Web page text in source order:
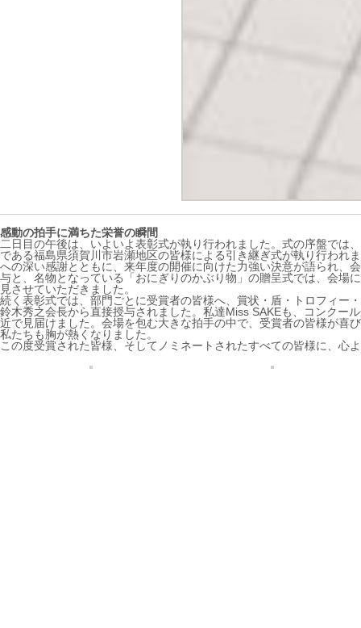
感動の拍手に満ちた栄誉の瞬間
二日目の午後は、いよいよ表彰式が執り行われました。式の序盤で
である福島県須賀川市岩瀬地区の皆様による引き継ぎ式が執り行われ
への深い感謝とともに、来年度の開催に向けた力強い決意が語られ、
与と、名物となっている「おにぎりのかぶり物」の贈呈式では、会場
見させていただきました。
続く表彰式では、部門ごとに受賞者の皆様へ、賞状・盾・トロフィー
鈴木秀之会長から直接授与されました。私達Miss SAKEも、コンクー
近で見届けました。会場を包む大きな拍手の中で、受賞者の皆様が喜
私たちも胸が熱くなりました。
この度受賞された皆様、そしてノミネートされたすべての皆様に、心